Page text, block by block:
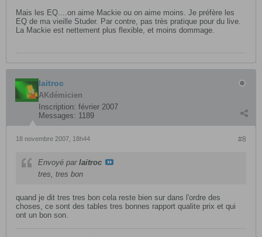
Mais les EQ....on aime Mackie ou on aime moins. Je préfère les
EQ de ma vieille Studer. Par contre, pas très pratique pour du live.
La Mackie est nettement plus flexible, et moins dommage.
laitroc
AKdémicien
Inscription: février 2007
Messages: 1189
#8
18 novembre 2007, 18h44
Envoyé par laitroc
tres, tres bon
quand je dit tres tres bon cela reste bien sur dans l'ordre des
choses, ce sont des tables tres bonnes rapport qualite prix et qui
ont un bon son.